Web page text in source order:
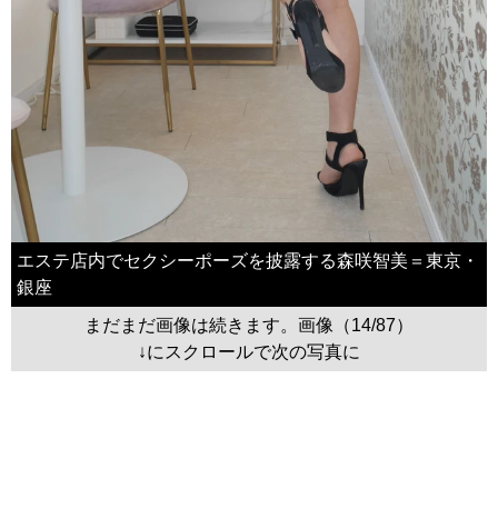
エステ店内でセクシーポーズを披露する森咲智美＝東京・
銀座
まだまだ画像は続きます。画像（14/87）
↓にスクロールで次の写真に